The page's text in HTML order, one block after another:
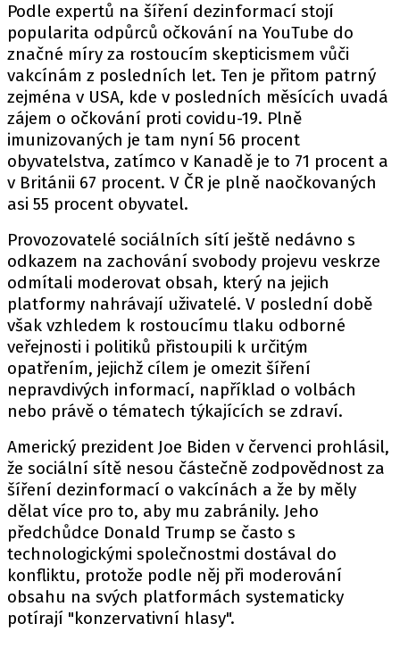
Podle expertů na šíření dezinformací stojí
popularita odpůrců očkování na YouTube do
značné míry za rostoucím skepticismem vůči
vakcínám z posledních let. Ten je přitom patrný
zejména v USA, kde v posledních měsících uvadá
zájem o očkování proti covidu-19. Plně
imunizovaných je tam nyní 56 procent
obyvatelstva, zatímco v Kanadě je to 71 procent a
v Británii 67 procent. V ČR je plně naočkovaných
asi 55 procent obyvatel.
Provozovatelé sociálních sítí ještě nedávno s
odkazem na zachování svobody projevu veskrze
odmítali moderovat obsah, který na jejich
platformy nahrávají uživatelé. V poslední době
však vzhledem k rostoucímu tlaku odborné
veřejnosti i politiků přistoupili k určitým
opatřením, jejichž cílem je omezit šíření
nepravdivých informací, například o volbách
nebo právě o tématech týkajících se zdraví.
Americký prezident Joe Biden v červenci prohlásil,
že sociální sítě nesou částečně zodpovědnost za
šíření dezinformací o vakcínách a že by měly
dělat více pro to, aby mu zabránily. Jeho
předchůdce Donald Trump se často s
technologickými společnostmi dostával do
konfliktu, protože podle něj při moderování
obsahu na svých platformách systematicky
potírají "konzervativní hlasy".